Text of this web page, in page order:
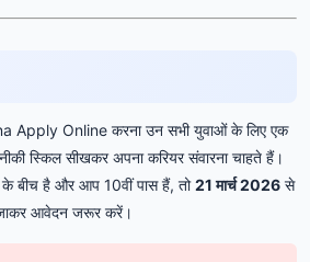
Apply Online करना उन सभी युवाओं के लिए एक
स्किल सीखकर अपना करियर संवारना चाहते हैं।
बीच है और आप 10वीं पास हैं, तो21 मार्च 2026 से
आवेदन जरूर करें।